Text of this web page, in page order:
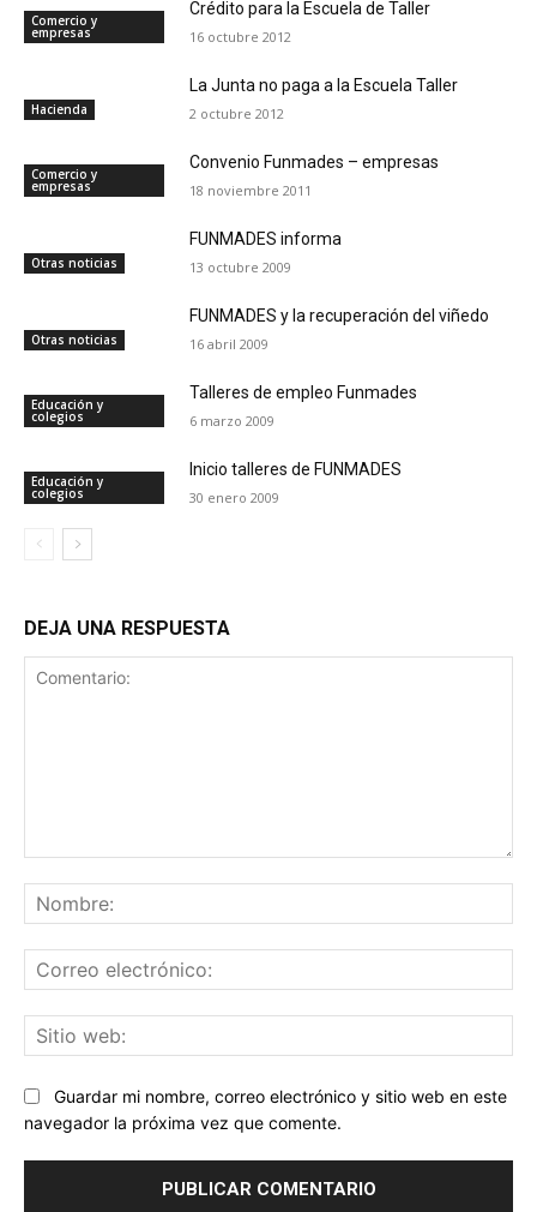
Comercio y
empresas
Crédito para la Escuela de Taller
16 octubre 2012
Hacienda
La Junta no paga a la Escuela Taller
2 octubre 2012
Comercio y
empresas
Convenio Funmades – empresas
18 noviembre 2011
Otras noticias
FUNMADES informa
13 octubre 2009
Otras noticias
FUNMADES y la recuperación del viñedo
16 abril 2009
Educación y
colegios
Talleres de empleo Funmades
6 marzo 2009
Educación y
colegios
Inicio talleres de FUNMADES
30 enero 2009
DEJA UNA RESPUESTA
Guardar mi nombre, correo electrónico y sitio web en este
navegador la próxima vez que comente.